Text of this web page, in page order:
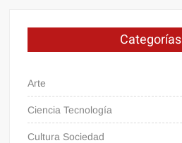
Categorías
Arte
Ciencia Tecnología
Cultura Sociedad